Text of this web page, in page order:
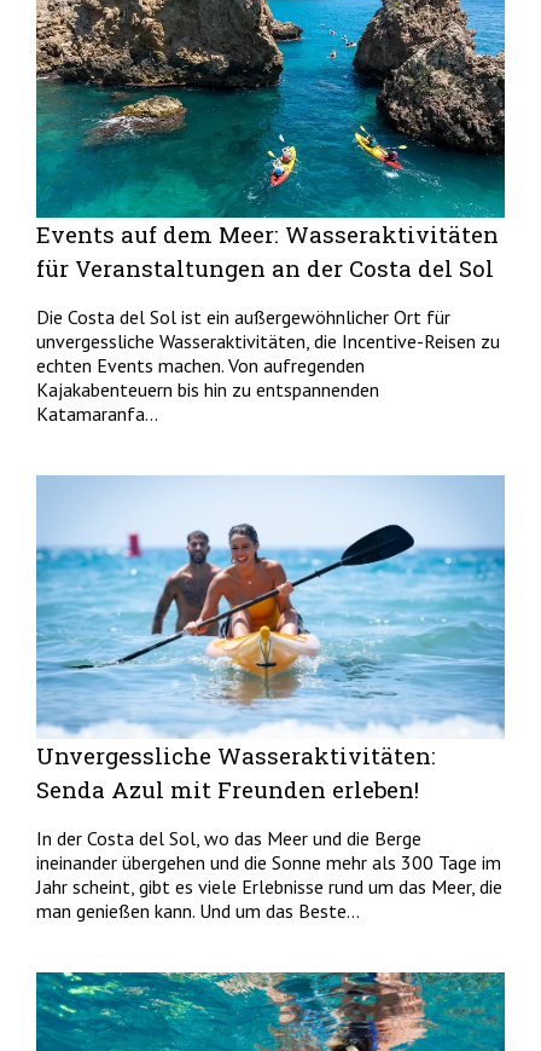
Events auf dem Meer: Wasseraktivitäten
für Veranstaltungen an der Costa del Sol
Die Costa del Sol ist ein außergewöhnlicher Ort für
unvergessliche Wasseraktivitäten, die Incentive-Reisen zu
echten Events machen. Von aufregenden
Kajakabenteuern bis hin zu entspannenden
Katamaranfa...
Unvergessliche Wasseraktivitäten:
Senda Azul mit Freunden erleben!
In der Costa del Sol, wo das Meer und die Berge
ineinander übergehen und die Sonne mehr als 300 Tage im
Jahr scheint, gibt es viele Erlebnisse rund um das Meer, die
man genießen kann. Und um das Beste...